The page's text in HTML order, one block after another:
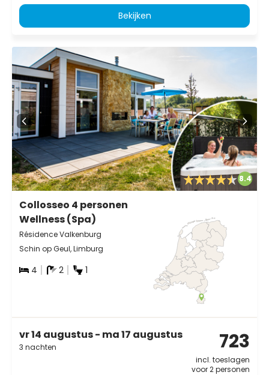
Bekijken
8.4
Collosseo 4 personen
Wellness (Spa)
Résidence Valkenburg
Schin op Geul, Limburg
4 2 1
vr 14 augustus - ma 17 augustus
3 nachten 723
incl. toeslagen
voor 2 personen